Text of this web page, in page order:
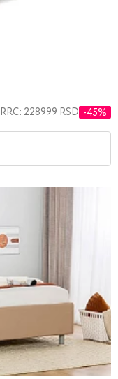
RRC: 228999 RSD -45%